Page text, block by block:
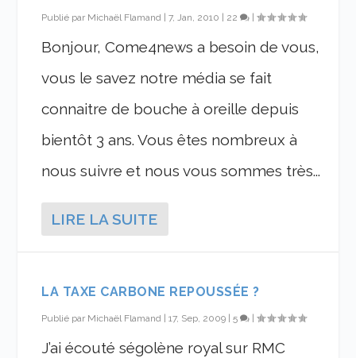
Publié par Michaël Flamand |7, Jan, 2010 22 |
Bonjour, Come4news a besoin de vous,
vous le savez notre média se fait
connaitre de bouche à oreille depuis
bientôt 3 ans. Vous êtes nombreux à
nous suivre et nous vous sommes très...
LIRE LA SUITE
LA TAXE CARBONE REPOUSSÉE ?
Publié par Michaël Flamand |17, Sep, 2009 |5 |
J’ai écouté ségolène royal sur RMC